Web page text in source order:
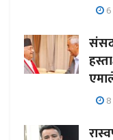
संसद